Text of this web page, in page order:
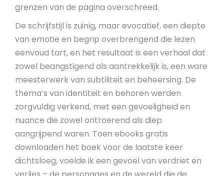
grenzen van de pagina overschreed.
De schrijfstijl is zuinig, maar evocatief, een diepte
van emotie en begrip overbrengend die lezen
eenvoud tart, en het resultaat is een verhaal dat
zowel beangstigend als aantrekkelijk is, een ware
meesterwerk van subtiliteit en beheersing. De
thema’s van identiteit en behoren werden
zorgvuldig verkend, met een gevoeligheid en
nuance die zowel ontroerend als diep
aangrijpend waren. Toen ebooks gratis
downloaden het boek voor de laatste keer
dichtsloeg, voelde ik een gevoel van verdriet en